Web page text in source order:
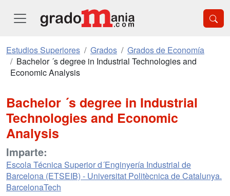
Estudios Superiores Grados
Grados de Economía
Bachelor ´s degree in Industrial Technologies and
Economic Analysis
Bachelor ´s degree in Industrial
Technologies and Economic
Analysis
Imparte:
Escola Técnica Superior d´Enginyería Industrial de
Barcelona (ETSEIB) - Universitat Politècnica de Catalunya.
BarcelonaTech